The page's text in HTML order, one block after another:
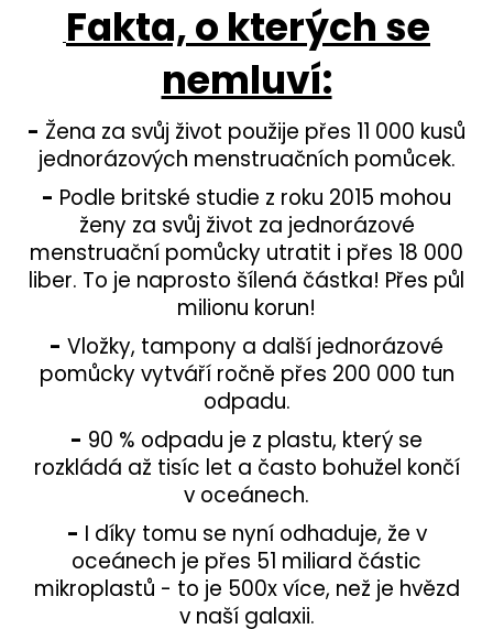
Fakta, o kterých se
nemluví:
- Žena za svůj život použije přes 11 000 kusů
jednorázových menstruačních pomůcek.
- Podle britské studie z roku 2015 mohou
ženy za svůj život za jednorázové
menstruační pomůcky utratit i přes 18 000
liber. To je naprosto šílená částka! Přes půl
milionu korun!
- Vložky, tampony a další jednorázové
pomůcky vytváří ročně přes 200 000 tun
odpadu.
- 90 % odpadu je z plastu, který se
rozkládá až tisíc let a často bohužel končí
v oceánech.
- I díky tomu se nyní odhaduje, že v
oceánech je přes 51 miliard částic
mikroplastů - to je 500x více, než je hvězd
v naší galaxii.